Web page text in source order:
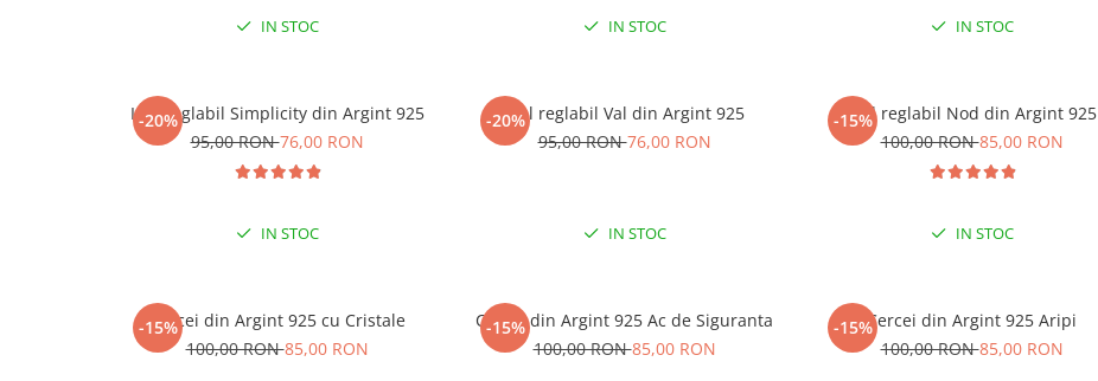
IN STOC IN STOC IN STOC
-20%
Inel reglabil Simplicity din Argint 925
95,00 RON76,00 RON
IN STOC
-20%Inel reglabil Val din Argint 925
95,00 RON76,00 RON
IN STOC
-15%
Inel reglabil Nod din Argint 925
100,00 RON85,00 RON
IN STOC
-15%
Cercei din Argint 925 cu Cristale
100,00 RON85,00 RON
-15%
Cercei din Argint 925 Ac de Siguranta
100,00 RON85,00 RON
-15%Cercei din Argint 925 Aripi
100,00 RON85,00 RON